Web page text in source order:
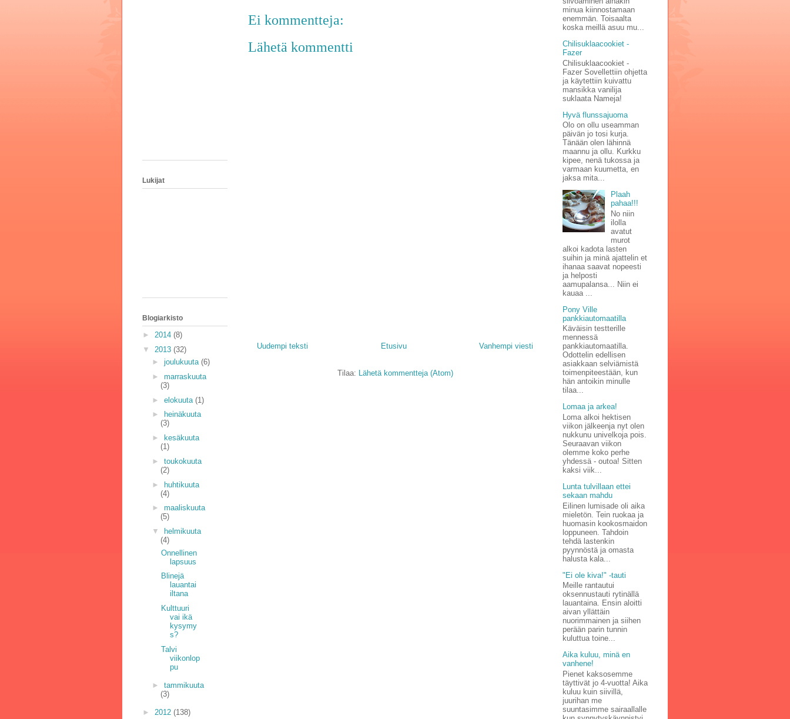
Ei kommentteja:
Lähetä kommentti
Uudempi teksti Vanhempi viesti
Etusivu
Tilaa: Lähetä kommentteja (Atom)
Lukijat
Blogiarkisto
► 2014 (8)
▼ 2013 (32)
► joulukuuta (6)
► marraskuuta
(3)
► elokuuta (1)
►
heinäkuuta
(3)
►
kesäkuuta
(1)
► toukokuuta
(2)
► huhtikuuta
(4)
► maaliskuuta
(5)
▼
helmikuuta
(4)
Onnellinen
lapsuus
Blinejä
lauantai
iltana
Kulttuuri
vai ikä
kysymy
s?
Talvi
viikonlop
pu
► tammikuuta
(3)
► 2012 (138)
minua kiinnostamaan
enemmän. Toisaalta
koska meillä asuu mu...
Chilisuklaacookiet -
Fazer
Chilisuklaacookiet -
Fazer Sovellettiin ohjetta
ja käytettiin kuivattu
mansikka vanilija
suklaata Nameja!
Hyvä flunssajuoma
Olo on ollu useamman
päivän jo tosi kurja.
Tänään olen lähinnä
maannu ja ollu. Kurkku
kipee, nenä tukossa ja
varmaan kuumetta, en
jaksa mita...
Plaah
pahaa!!!
No niin
ilolla
avatut
murot
alkoi kadota lasten
suihin ja minä ajattelin et
ihanaa saavat nopeesti
ja helposti
aamupalansa... Niin ei
kauaa ...
Pony Ville
pankkiautomaatilla
Käväisin testterille
mennessä
pankkiautomaatilla.
Odottelin edellisen
asiakkaan selviämistä
toimenpiteestään, kun
hän antoikin minulle
tilaa...
Lomaa ja arkea!
Loma alkoi hektisen
viikon jälkeenja nyt olen
nukkunu univelkoja pois.
Seuraavan viikon
olemme koko perhe
yhdessä - outoa! Sitten
kaksi viik...
Lunta tulvillaan ettei
sekaan mahdu
Eilinen lumisade oli aika
mieletön. Tein ruokaa ja
huomasin kookosmaidon
loppuneen. Tahdoin
tehdä lastenkin
pyynnöstä ja omasta
halusta kala...
"Ei ole kiva!" -tauti
Meille rantautui
oksennustauti rytinällä
lauantaina. Ensin aloitti
aivan yllättäin
nuorimmainen ja siihen
perään parin tunnin
kuluttua toine...
Aika kuluu, minä en
vanhene!
Pienet kaksosemme
täyttivät jo 4-vuotta! Aika
kuluu kuin siivillä,
juurihan me
suuntasimme sairaallalle